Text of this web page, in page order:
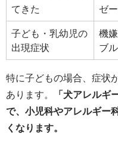
てきた
ゼ
子ども・乳幼児の
出現症状
機
ブ
特に子どもの場合、症状
あります。
「犬アレルギ
で、小児科やアレルギー
くなります。